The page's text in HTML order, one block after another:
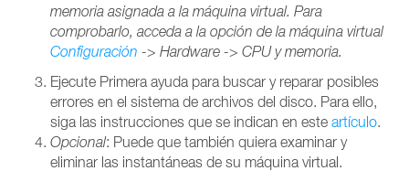
memoria asignada a la máquina virtual. Para
comprobarlo, acceda a la opción de la máquina virtual
Configuración -> Hardware -> CPU y memoria.
Ejecute Primera ayuda para buscar y reparar posibles
errores en el sistema de archivos del disco. Para ello,
siga las instrucciones que se indican en este artículo.
Opcional: Puede que también quiera examinar y
eliminar las instantáneas de su máquina virtual.